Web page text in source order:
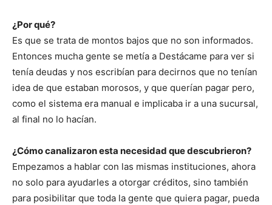
¿Por qué?
Es que se trata de montos bajos que no son informados.
Entonces mucha gente se metía a Destácame para ver si
tenía deudas y nos escribían para decirnos que no tenían
idea de que estaban morosos, y que querían pagar pero,
como el sistema era manual e implicaba ir a una sucursal,
al final no lo hacían.
¿Cómo canalizaron esta necesidad que descubrieron?
Empezamos a hablar con las mismas instituciones, ahora
no solo para ayudarles a otorgar créditos, sino también
para posibilitar que toda la gente que quiera pagar, pueda